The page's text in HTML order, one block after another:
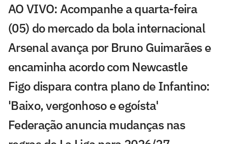
AO VIVO: Acompanhe a quarta-feira
(05) do mercado da bola internacional
Arsenal avança por Bruno Guimarães e
encaminha acordo com Newcastle
Figo dispara contra plano de Infantino:
'Baixo, vergonhoso e egoísta'
Federação anuncia mudanças nas